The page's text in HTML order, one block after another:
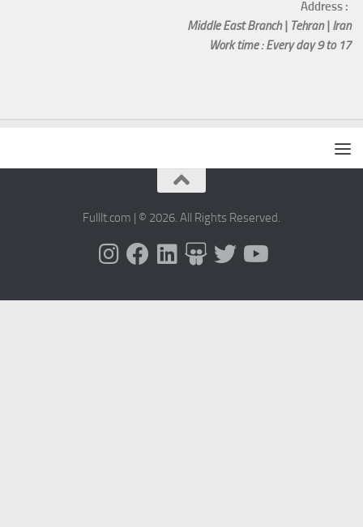
Address :
Middle East Branch | Tehran | Iran
Work time : Every day 9 to 17
Fulllt.com | © 2026. All Rights Reserved.